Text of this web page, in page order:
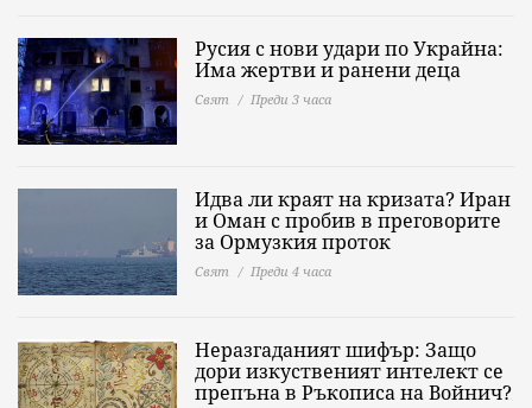
Русия с нови удари по Украйна:
Има жертви и ранени деца
Свят Преди 3 часа
Идва ли краят на кризата? Иран
и Оман с пробив в преговорите
за Ормузкия проток
Свят Преди 4 часа
Неразгаданият шифър: Защо
дори изкуственият интелект се
препъна в Ръкописа на Войнич?